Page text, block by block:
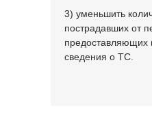
3) уменьшить
пострадавших от
предоставляющих
сведения о ТС.